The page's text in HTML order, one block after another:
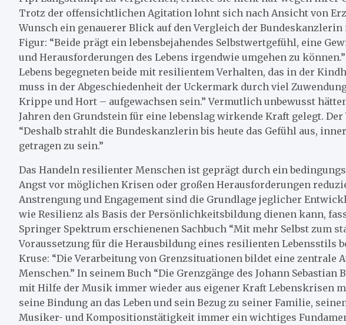
Trotz der offensichtlichen Agitation lohnt sich nach Ansicht von
Wunsch ein genauerer Blick auf den Vergleich der
Figur: “Beide prägt ein lebensbejahendes Selbstwertgefühl, eine
und Herausforderungen des Lebens irgendwie umgehen zu
Lebens begegneten beide mit resilientem Verhalten, das in der
muss in der Abgeschiedenheit der Uckermark durch viel
Krippe und Hort – aufgewachsen sein.” Vermutlich unbewusst
Jahren den Grundstein für eine lebenslag wirkende Kraft gelegt.
“Deshalb strahlt die Bundeskanzlerin bis heute das Gefühl aus,
getragen zu sein.”
Das Handeln resilienter Menschen ist geprägt durch ein
Angst vor möglichen Krisen oder großen Herausforderungen
Anstrengung und Engagement sind die Grundlage jeglicher
wie Resilienz als Basis der Persönlichkeitsbildung dienen kann,
Springer Spektrum erschienenen Sachbuch “Mit mehr Selbst zum
Voraussetzung für die Herausbildung eines resilienten Lebensstils
Kruse: “Die Verarbeitung von Grenzsituationen bildet eine zentrale
Menschen.” In seinem Buch “Die Grenzgänge des Johann
mit Hilfe der Musik immer wieder aus eigener Kraft Lebenskrisen
seine Bindung an das Leben und sein Bezug zu seiner Familie,
Musiker- und Kompositionstätigkeit immer ein wichtiges